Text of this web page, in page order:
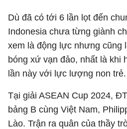
Dù đã có tới 6 lần lọt đến
Indonesia chưa từng giành
xem là động lực nhưng cũng
bóng xứ vạn đảo, nhất là khi
lần này với lực lượng non trẻ.
Tại giải ASEAN Cup 2024,
bảng B cùng Việt Nam,
Lào. Trận ra quân của thầy